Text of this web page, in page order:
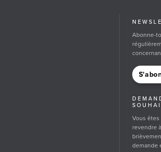
Abonne-
Vous êtes
revendre
demande